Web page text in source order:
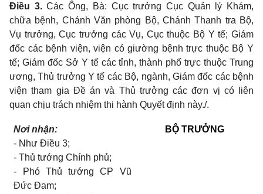
Điều 3. Các Ông, Bà: Cục trưởng Cục Quản lý Khám,
chữa bệnh, Chánh Văn phòng Bộ, Chánh Thanh tra Bộ,
Vụ trưởng, Cục trưởng các Vụ, Cục thuộc Bộ Y tế; Giám
đốc các bệnh viện, viện có giường bệnh trực thuộc Bộ Y
tế; Giám đốc Sở Y tế các tỉnh, thành phố trực thuộc Trung
ương, Thủ trưởng Y tế các Bộ, ngành, Giám đốc các bệnh
viện tham gia Đề án và Thủ trưởng các đơn vị có liên
quan chịu trách nhiệm thi hành Quyết định này./.
Nơi nhận:
- Như Điều 3;
- Thủ tướng Chính phủ;
-
Phó Thủ tướng CP Vũ
Đức Đam;
BỘ TRƯỞNG